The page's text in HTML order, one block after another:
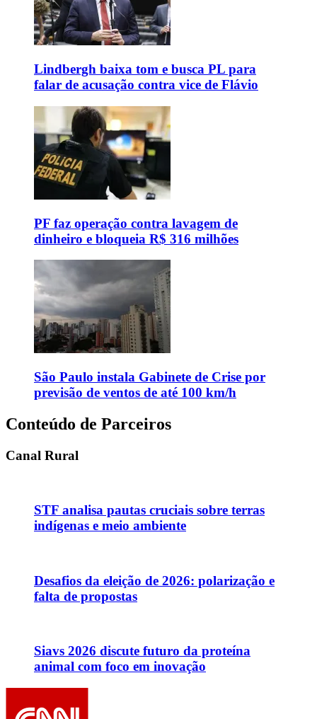
Lindbergh baixa tom e busca PL para
falar de acusação contra vice de Flávio
PF faz operação contra lavagem de
dinheiro e bloqueia R$ 316 milhões
São Paulo instala Gabinete de Crise por
previsão de ventos de até 100 km/h
Conteúdo de Parceiros
Canal Rural
STF analisa pautas cruciais sobre terras
indígenas e meio ambiente
Desafios da eleição de 2026: polarização e
falta de propostas
Siavs 2026 discute futuro da proteína
animal com foco em inovação